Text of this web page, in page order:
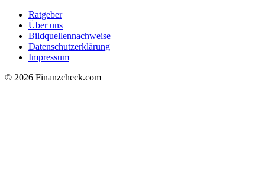
Ratgeber
Über uns
Bildquellennachweise
Datenschutzerklärung
Impressum
© 2026 Finanzcheck.com